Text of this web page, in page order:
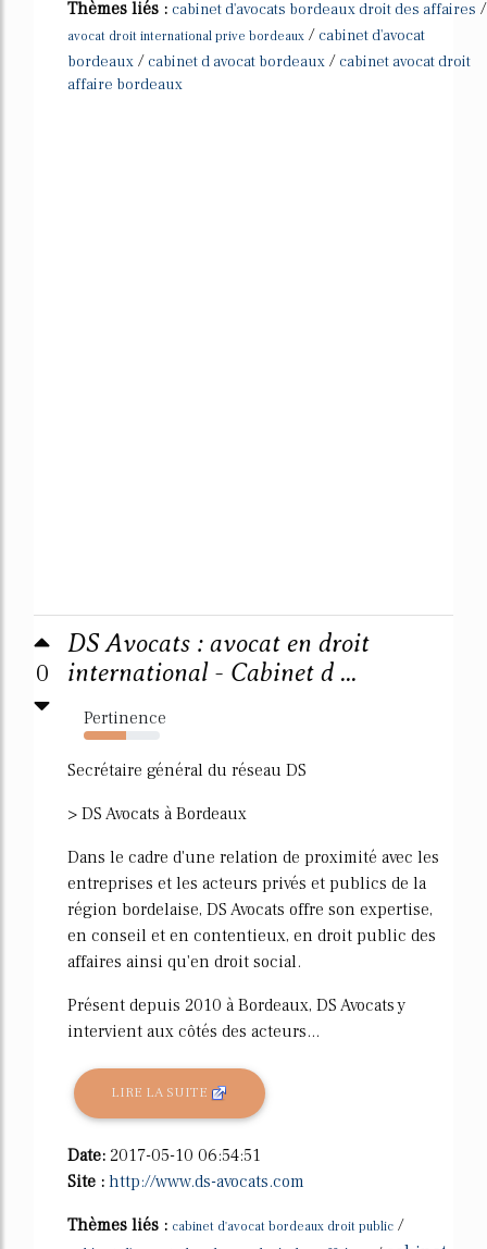
Thèmes liés : cabinet d'avocats bordeaux droit des affaires /
avocat droit international prive bordeaux / cabinet d'avocat
bordeaux / cabinet d avocat bordeaux / cabinet avocat droit
affaire bordeaux
0
DS Avocats : avocat en droit
international - Cabinet d ...
Pertinence
55%
Secrétaire général du réseau DS
> DS Avocats à Bordeaux
Dans le cadre d'une relation de proximité avec les
entreprises et les acteurs privés et publics de la
région bordelaise, DS Avocats offre son expertise,
en conseil et en contentieux, en droit public des
affaires ainsi qu'en droit social.
Présent depuis 2010 à Bordeaux, DS Avocats y
intervient aux côtés des acteurs...
LIRE LA SUITE
Date: 2017-05-10 06:54:51
Site : http://www.ds-avocats.com
Thèmes liés : cabinet d'avocat bordeaux droit public /